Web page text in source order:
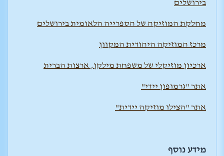
בירושלים
מחלקת המוזיקה של הספרייה הלאומית בירושלים
מרכז המוזיקה היהודית המקוון
ארכיון מוזיקלי של משפחת מילקן, ארצות הברית
אתר "גרמופון יידי"
אתר "הצילו מוזיקה יידית"
מידע נוסף